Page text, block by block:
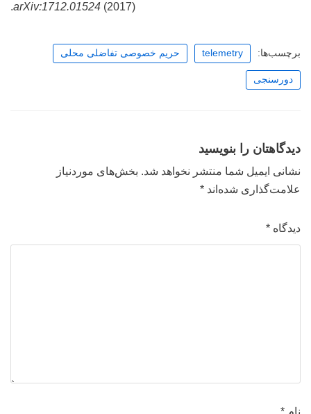
arXiv:1712.01524 (2017).
برچسب‌ها: telemetry حریم خصوصی تفاضلی محلی
دورسنجی
دیدگاهتان را بنویسید
نشانی ایمیل شما منتشر نخواهد شد. بخش‌های موردنیاز
علامت‌گذاری شده‌اند *
دیدگاه *
نام *